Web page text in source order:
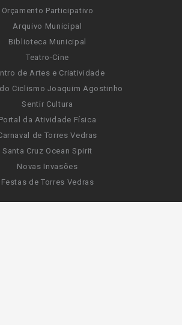
Orçamento Participativo
Arquivo Municipal
Biblioteca Municipal
Teatro-Cine
de Artes e Criatividade
Ciclismo Joaquim Agostinho
Sentir Cultura
Portal da Atividade Física
de Torres Vedras
Santa Cruz Ocean Spirit
Novas Invasões
Festas de Torres Vedras